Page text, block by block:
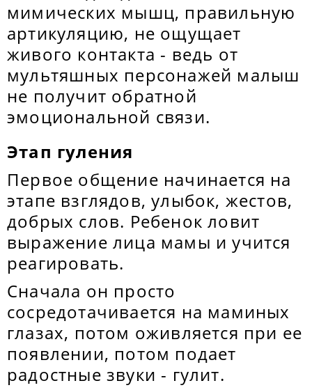
мимических мышц, правильную
артикуляцию, не ощущает
живого контакта - ведь от
мультяшных персонажей малыш
не получит обратной
эмоциональной связи.
Этап гуления
Первое общение начинается на
этапе взглядов, улыбок, жестов,
добрых слов. Ребенок ловит
выражение лица мамы и учится
реагировать.
Сначала он просто
сосредотачивается на маминых
глазах, потом оживляется при ее
появлении, потом подает
радостные звуки - гулит.